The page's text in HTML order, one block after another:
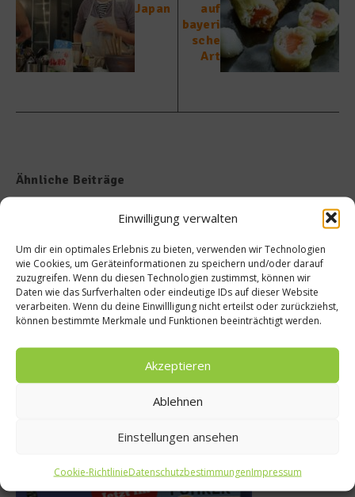
Einwilligung verwalten
Um dir ein optimales Erlebnis zu bieten, verwenden wir Technologien
wie Cookies, um Geräteinformationen zu speichern und/oder darauf
zuzugreifen. Wenn du diesen Technologien zustimmst, können wir
Daten wie das Surfverhalten oder eindeutige IDs auf dieser Website
verarbeiten. Wenn du deine Einwillligung nicht erteilst oder zurückziehst,
können bestimmte Merkmale und Funktionen beeinträchtigt werden.
Akzeptieren
Ablehnen
Einstellungen ansehen
Cookie-RichtlinieDatenschutzbestimmungenImpressum
Japan
auf
bayeri
sche
Art
Ähnliche Beiträge
Tellersülze – Ein Rezept von
14. März 2026
Süße Erinnerung an Teneriffa:
Uruguayo
9. Juli 2025